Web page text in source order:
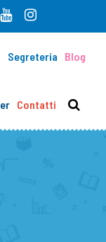
Segreteria Blog
Contatti